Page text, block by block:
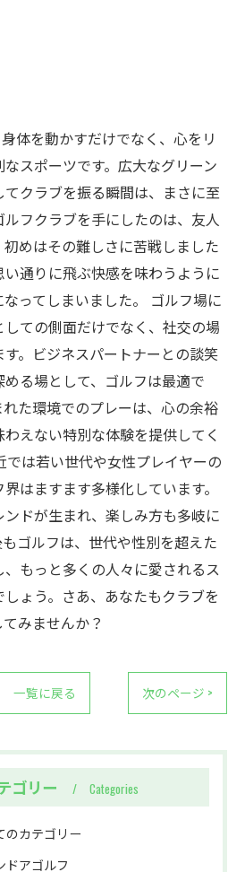
体を動かすだけでなく、心をリ
スポーツです。広大なグリーン
クラブを振る瞬間は、まさに至
フクラブを手にしたのは、友人
めはその難しさに苦戦しました
通りに飛ぶ快感を味わうように
ってしまいました。 ゴルフ場に
ての側面だけでなく、社交の場
。ビジネスパートナーとの談笑
る場として、ゴルフは最適で
た環境でのプレーは、心の余裕
えない特別な体験を提供してく
では若い世代や女性プレイヤーの
はますます多様化しています。
ドが生まれ、楽しみ方も多岐に
ゴルフは、世代や性別を超えた
もっと多くの人々に愛されるス
ょう。さあ、あなたもクラブを
みませんか？
一覧に戻る 次のページ >
ゴリー Categories
のカテゴリー
ドアゴルフ